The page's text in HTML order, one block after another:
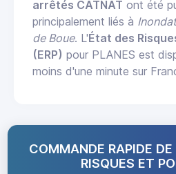
arrêtés CATNAT ont été
principalement liés à
de Boue. L'État des
(ERP) pour PLANES est
moins d'une minute sur
COMMANDE RAPIDE
RISQUES ET